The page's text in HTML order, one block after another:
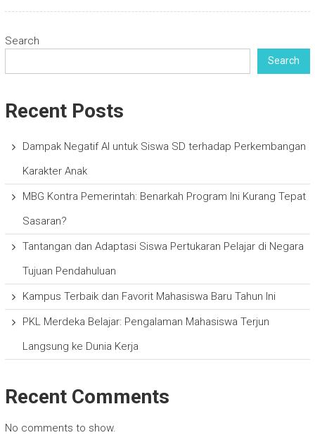
Search
Search
Recent Posts
Dampak Negatif AI untuk Siswa SD terhadap Perkembangan
Karakter Anak
MBG Kontra Pemerintah: Benarkah Program Ini Kurang Tepat
Sasaran?
Tantangan dan Adaptasi Siswa Pertukaran Pelajar di Negara
Tujuan Pendahuluan
Kampus Terbaik dan Favorit Mahasiswa Baru Tahun Ini
PKL Merdeka Belajar: Pengalaman Mahasiswa Terjun
Langsung ke Dunia Kerja
Recent Comments
No comments to show.